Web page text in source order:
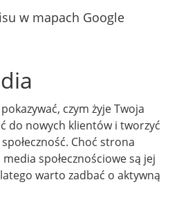
w mapach Google
czym żyje Twoja
do nowych klientów i tworzyć
Choć strona
społecznościowe są jej
warto zadbać o aktywną